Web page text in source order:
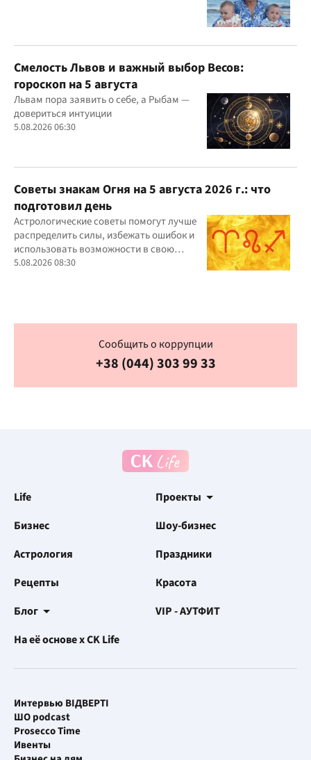
Смелость Львов и важный выбор Весов:
гороскоп на 5 августа
Львам пора заявить о себе, а Рыбам —
довериться интуиции
5.08.2026 06:30
Советы знакам Огня на 5 августа 2026 г.: что
подготовил день
Астрологические советы помогут лучше
распределить силы, избежать ошибок и
использовать возможности в свою
пользу
5.08.2026 08:30
Сообщить о коррупции
+38 (044) 303 99 33
Life
Проекты
Бизнес
Шоу-бизнес
Астрология
Праздники
Рецепты
Красота
Блог
VIP - АУТФИТ
На её основе x CK Life
Интервью ВІДВЕРТІ
ШО podcast
Prosecco Time
Ивенты